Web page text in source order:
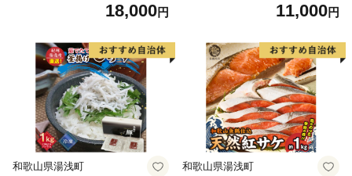
【肉 牛肉 ブランド牛 黒毛和
18,000円
用品 消耗品 無香料 生活用品
11,000円
和歌山県湯浅町 和歌山県湯浅町